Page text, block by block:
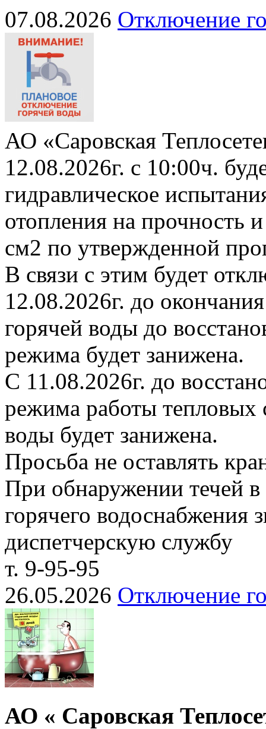
07.08.2026 Отключение
АО «Саровская
12.08.2026г. с 10:00ч.
гидравлическое
отопления на прочность
см2 по утвержденной
В связи с этим будет
12.08.2026г. до
горячей воды до
режима будет занижена.
С 11.08.2026г. до
режима работы тепловых
воды будет занижена.
Просьба не оставлять
При обнаружении течей в
горячего водоснабжения
диспетчерскую службу
т. 9-95-95
26.05.2026 Отключение
АО « Саровская